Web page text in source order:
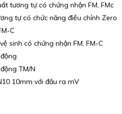
tương tự có chứng nhận FM, FMc
tự có chức năng điều chỉnh Zero
C
sinh có chứng nhận FM, FM-C
TM/N
10mm với đầu ra mV